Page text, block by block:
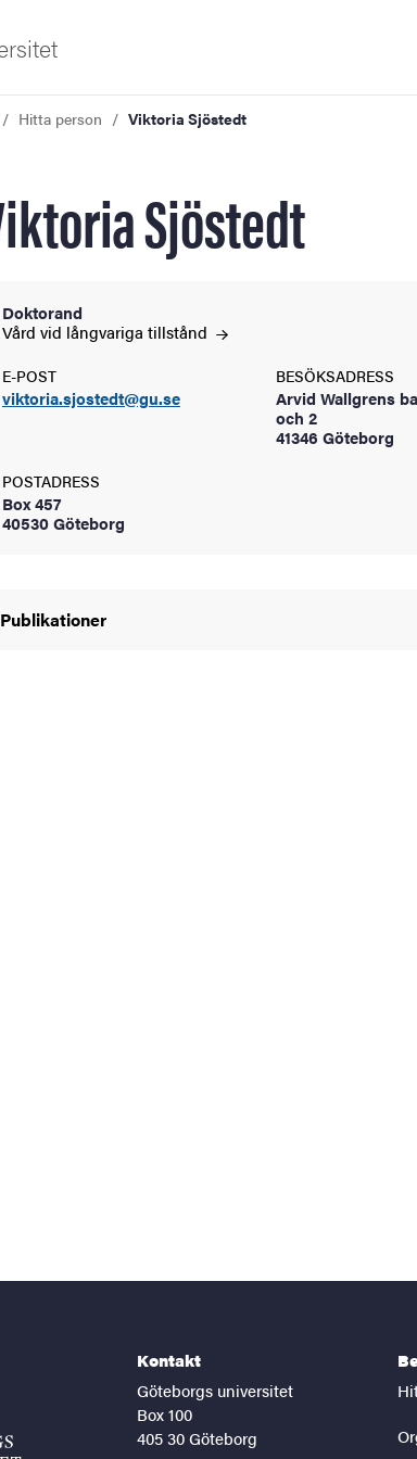
innovation
traditioner
Hitta person Viktoria Sjöstedt
Sjöstedt
Doktorand
Vård vid långvariga tillstånd
E-POST
viktoria.sjostedt@gu.se
BESÖKSADRESS
Arvid Wallgrens
och 2
41346 Göteborg
POSTADRESS
Box 457
40530 Göteborg
Publikationer
Kontakt
Göteborgs universitet
Box 100
405 30 Göteborg